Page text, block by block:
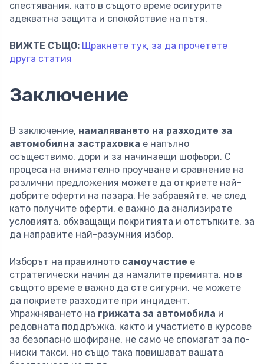
спестявания, като в същото време осигурите
адекватна защита и спокойствие на пътя.
ВИЖТЕ СЪЩО: Щракнете тук, за да прочетете
друга статия
Заключение
В заключение, намаляването на разходите за
автомобилна застраховка е напълно
осъществимо, дори и за начинаещи шофьори. С
процеса на внимателно проучване и сравнение на
различни предложения можете да откриете най-
добрите оферти на пазара. Не забравяйте, че след
като получите оферти, е важно да анализирате
условията, обхващащи покритията и отстъпките, за
да направите най-разумния избор.
Изборът на правилното самоучастие е
стратегически начин да намалите премията, но в
същото време е важно да сте сигурни, че можете
да покриете разходите при инцидент.
Упражняването на грижата за автомобила и
редовната поддръжка, както и участието в курсове
за безопасно шофиране, не само че спомагат за по-
ниски такси, но също така повишават вашата